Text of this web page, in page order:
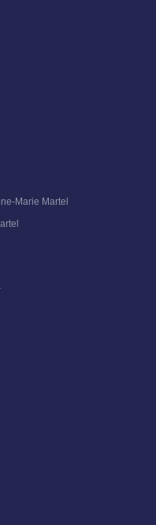
Marie Martel